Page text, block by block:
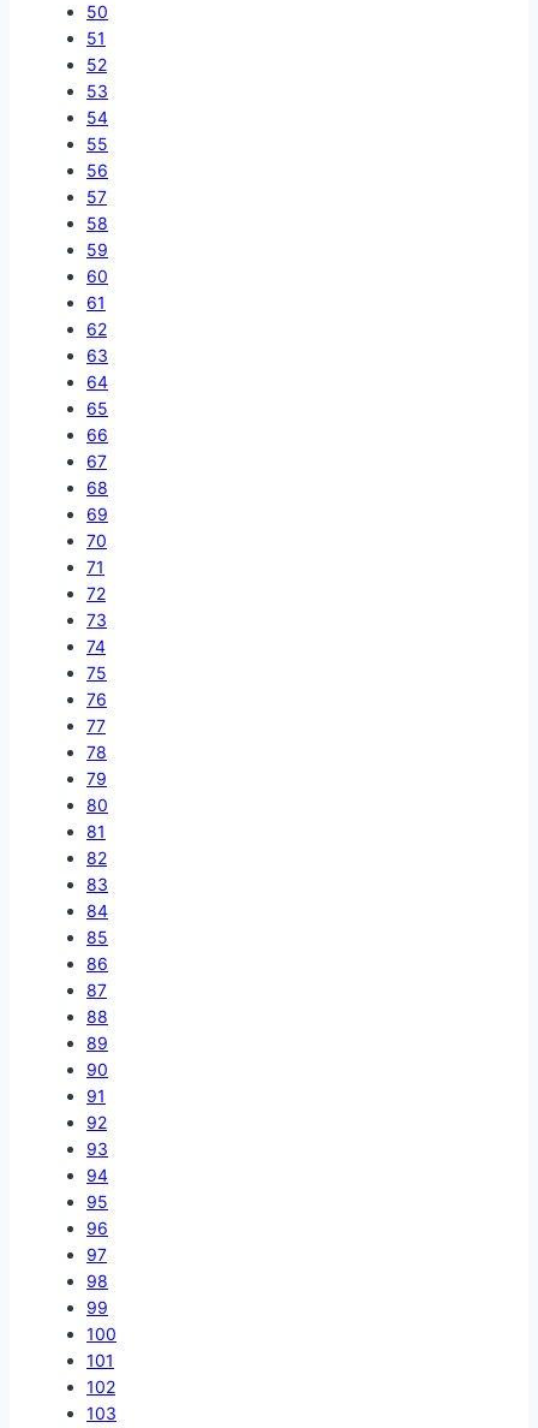
50
51
52
53
54
55
56
57
58
59
60
61
62
63
64
65
66
67
68
69
70
71
72
73
74
75
76
77
78
79
80
81
82
83
84
85
86
87
88
89
90
91
92
93
94
95
96
97
98
99
100
101
102
103